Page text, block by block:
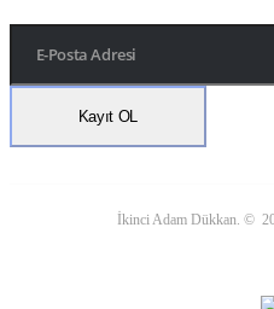
İkinci Adam Dükkan. ©